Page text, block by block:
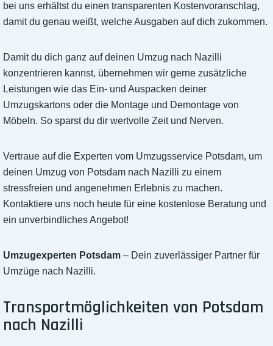
bei uns erhältst du einen transparenten Kostenvoranschlag,
damit du genau weißt, welche Ausgaben auf dich zukommen.
Damit du dich ganz auf deinen Umzug nach Nazilli
konzentrieren kannst, übernehmen wir gerne zusätzliche
Leistungen wie das Ein- und Auspacken deiner
Umzugskartons oder die Montage und Demontage von
Möbeln. So sparst du dir wertvolle Zeit und Nerven.
Vertraue auf die Experten vom Umzugsservice Potsdam, um
deinen Umzug von Potsdam nach Nazilli zu einem
stressfreien und angenehmen Erlebnis zu machen.
Kontaktiere uns noch heute für eine kostenlose Beratung und
ein unverbindliches Angebot!
Umzugexperten Potsdam – Dein zuverlässiger Partner für
Umzüge nach Nazilli.
Transportmöglichkeiten von Potsdam
nach Nazilli